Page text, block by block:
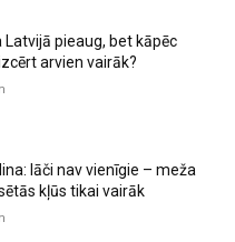
Latvijā pieaug, bet kāpēc
arvien vairāk?
lāči nav vienīgie – meža
kļūs tikai vairāk